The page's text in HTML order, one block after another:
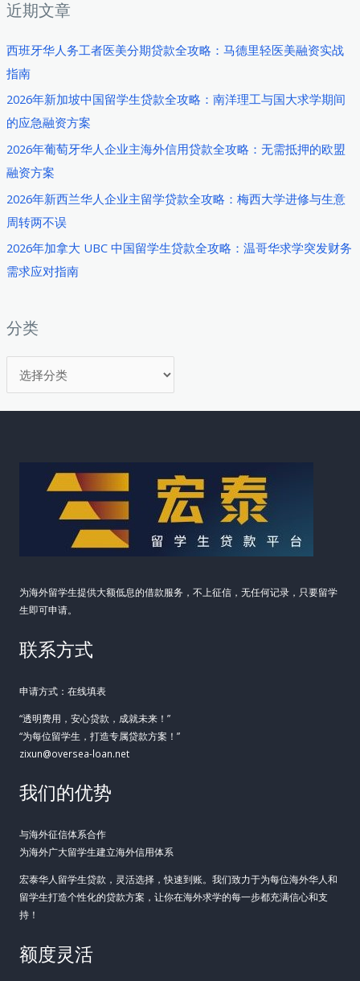
近期文章
西班牙华人务工者医美分期贷款全攻略：马德里轻医美融资实战
指南
2026年新加坡中国留学生贷款全攻略：南洋理工与国大求学期间
的应急融资方案
2026年葡萄牙华人企业主海外信用贷款全攻略：无需抵押的欧盟
融资方案
2026年新西兰华人企业主留学贷款全攻略：梅西大学进修与生意
周转两不误
2026年加拿大 UBC 中国留学生贷款全攻略：温哥华求学突发财务
需求应对指南
分类
类
生
及
时
雨
攻
如
何
轻
松
获
取
学
资
金
为海外留学生提供大额低息的借款服务，不上征信，无任何记录，只要留学
生即可申请。
联系方式
申请方式：在线填表
“透明费用，安心贷款，成就未来！”
“为每位留学生，打造专属贷款方案！”
zixun@oversea-loan.net
我们的优势
与海外征信体系合作
为海外广大留学生建立海外信用体系
宏泰华人留学生贷款，灵活选择，快速到账。我们致力于为每位海外华人和
留学生打造个性化的贷款方案，让你在海外求学的每一步都充满信心和支
持！
额度灵活